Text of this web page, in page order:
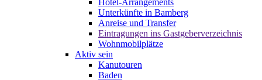
Hotel-Arrangements
Unterkünfte in Bamberg
Anreise und Transfer
Eintragungen ins Gastgeberverzeichnis
Wohnmobilplätze
Aktiv sein
Kanutouren
Baden